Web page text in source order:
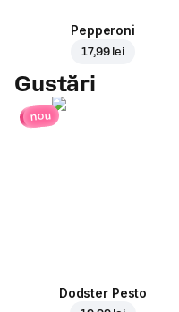
Pepperoni
17,99 lei
Gustări
nou
Dodster Pesto